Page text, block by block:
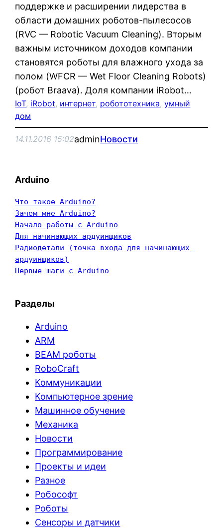
поддержке и расширении лидерства в
области домашних роботов-пылесосов
(RVC — Robotic Vacuum Cleaning). Вторым
важным источником доходов компании
становятся роботы для влажного ухода за
полом (WFCR — Wet Floor Cleaning Robots)
(робот Braava). Доля компании iRobot…
IoT, iRobot, интернет, робототехника, умный
дом
14.11.2016 15:02adminНовости
Arduino
Что такое Arduino?
Зачем мне Arduino?
Начало работы с Arduino
Для начинающих ардуинщиков
Радиодетали (точка входа для начинающих
ардуинщиков)
Первые шаги с Arduino
Разделы
Arduino
ARM
BEAM роботы
RoboCraft
Коммуникации
Компьютерное зрение
Машинное обучение
Механика
Новости
Программирование
Проекты и идеи
Разное
Робософт
Роботы
Сенсоры и датчики